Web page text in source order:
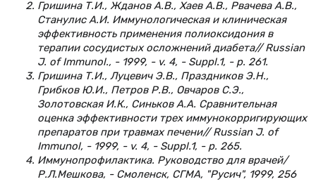
Гришина Т.И., Жданов А.В., Хаев А.В., Рвачева А.В.,
Станулис А.И. Иммунологическая и клиническая
эффективность применения полиоксидония в
терапии сосудистых осложнений диабета// Russian
J. of Immunol., - 1999, - v. 4, - Suppl.1, - p. 261.
Гришина Т.И., Луцевич Э.В., Праздников Э.Н.,
Грибков Ю.И., Петров Р.В., Овчаров С.Э.,
Золотовская И.К., Синьков А.А. Сравнительная
оценка эффективности трех иммунокорригирующих
препаратов при травмах печени// Russian J. of
Immunol, - 1999, - v. 4, - Suppl.1, - p. 265.
Иммунопрофилактика. Руководство для врачей/
Р.Л.Мешкова, - Смоленск, СГМА, "Русич", 1999, 256